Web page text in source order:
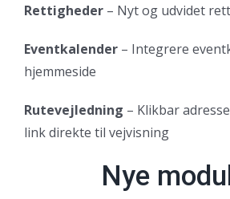
Rettigheder – Nyt og udvidet
Eventkalender – Integrere
hjemmeside
Rutevejledning – Klikbar
link direkte til vejvisning
Nye